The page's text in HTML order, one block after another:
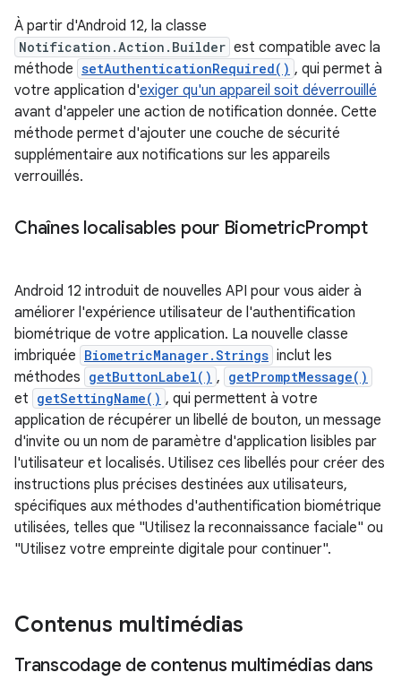
À partir d'Android 12, la classe
Notification.Action.Builder est compatible avec la
méthode setAuthenticationRequired() , qui permet à
votre application d'exiger qu'un appareil soit déverrouillé
avant d'appeler une action de notification donnée. Cette
méthode permet d'ajouter une couche de sécurité
supplémentaire aux notifications sur les appareils
verrouillés.
Chaînes localisables pour BiometricPrompt
Android 12 introduit de nouvelles API pour vous aider à
améliorer l'expérience utilisateur de l'authentification
biométrique de votre application. La nouvelle classe
imbriquée BiometricManager.Strings inclut les
méthodes getButtonLabel() , getPromptMessage()
et getSettingName() , qui permettent à votre
application de récupérer un libellé de bouton, un message
d'invite ou un nom de paramètre d'application lisibles par
l'utilisateur et localisés. Utilisez ces libellés pour créer des
instructions plus précises destinées aux utilisateurs,
spécifiques aux méthodes d'authentification biométrique
utilisées, telles que "Utilisez la reconnaissance faciale" ou
"Utilisez votre empreinte digitale pour continuer".
Contenus multimédias
Transcodage de contenus multimédias dans